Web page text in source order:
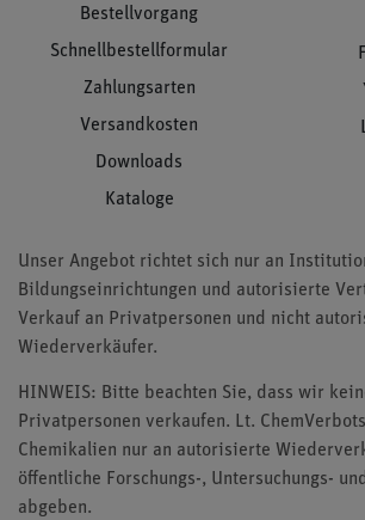
Bestellvorgang
Schnellbestellformular
Zahlungsarten
Versandkosten
Downloads
Kataloge
Unser Angebot richtet sich nur an
Bildungseinrichtungen und autorisierte
Verkauf an Privatpersonen und nicht
Wiederverkäufer.
HINWEIS: Bitte beachten Sie, dass wir
Privatpersonen verkaufen. Lt.
Chemikalien nur an autorisierte
öffentliche Forschungs-, Untersuchungs-
abgeben.